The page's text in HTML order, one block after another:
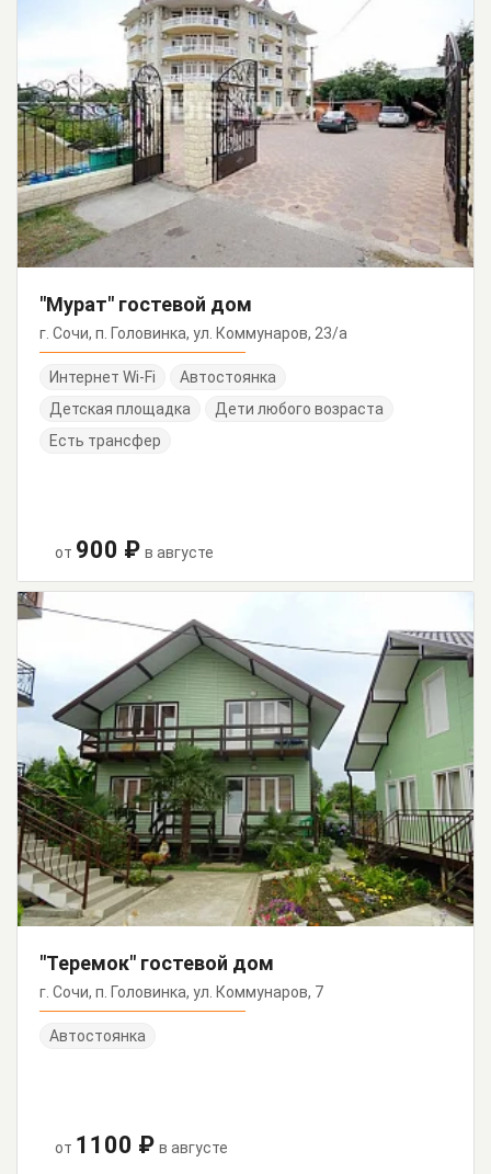
"Мурат" гостевой дом
г. Сочи, п. Головинка, ул. Коммунаров, 23/а
Интернет Wi-Fi
Автостоянка
Детская площадка
Дети любого возраста
Есть трансфер
от 900 ₽ в августе
"Теремок" гостевой дом
г. Сочи, п. Головинка, ул. Коммунаров, 7
Автостоянка
от 1100 ₽ в августе